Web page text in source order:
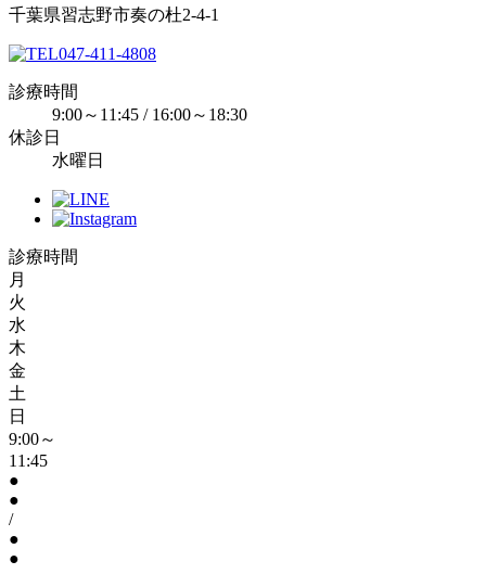
千葉県習志野市奏の杜2-4-1
047-411-4808
診療時間
9:00～11:45 / 16:00～18:30
休診日
水曜日
診療時間
月
火
水
木
金
土
日
9:00～
11:45
●
●
/
●
●